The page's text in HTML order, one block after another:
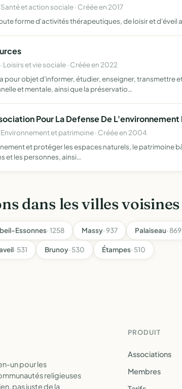
Santé et action sociale · Créée en 2017
forme d'activités thérapeutiques, de loisir et d'éveil
Loisirs et vie sociale · Créée en 2022
pour objet d'informer, étudier, enseigner, transmettre
et mentale, ainsi que la préservatio…
Pour La Defense De
Environnement et patrimoine · Créée en 2004
et protéger les espaces naturels, le patrimoine
et les personnes, ainsi…
dans les villes voisines
Essonnes· 1258 Massy· 937 Palaiseau· 869
· 531 Brunoy· 530 Étampes· 510
un pour les
religieuses
pas juste de la
PRODUIT
Associations
Membres